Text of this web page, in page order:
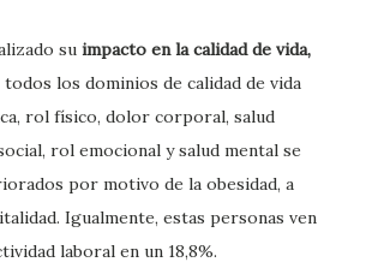
su impacto en la calidad de vida,
todos los dominios de calidad de vida
rol físico, dolor corporal, salud
rol emocional y salud mental se
por motivo de la obesidad, a
Igualmente, estas personas ven
laboral en un 18,8%.